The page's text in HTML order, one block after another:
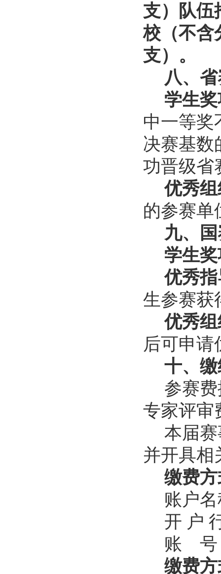
支）队伍
校（不含
支）。
八、
学生
中一等奖
决赛基数
功晋级省
优秀
的参赛单
九、
学生
优秀
生参赛获
优秀
后可申请
十、
参赛
专家评审
本届
并开具相
缴费
账户
开 户
账
缴费